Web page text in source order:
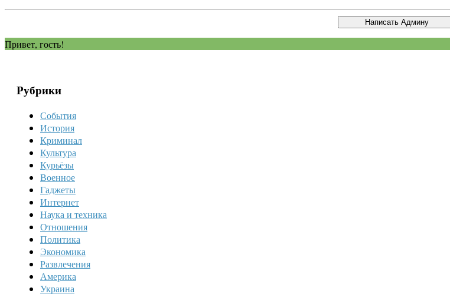
Привет, гость!
Рубрики
События
История
Криминал
Культура
Курьёзы
Военное
Гаджеты
Интернет
Наука и техника
Отношения
Политика
Экономика
Развлечения
Америка
Украина